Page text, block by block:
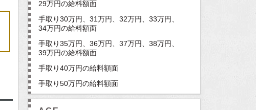
29万円の給料額面
手取り30万円、31万円、32万円、33万円、
34万円の給料額面
手取り35万円、36万円、37万円、38万円、
39万円の給料額面
手取り40万円の給料額面
手取り50万円の給料額面